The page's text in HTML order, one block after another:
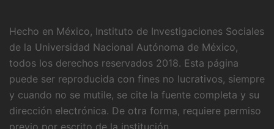
Hecho en México, Instituto de Investigaciones Sociales
de la Universidad Nacional Autónoma de México,
todos los derechos reservados 2018. Esta página
puede ser reproducida con fines no lucrativos, siempre
y cuando no se mutile, se cite la fuente completa y su
dirección electrónica. De otra forma, requiere permiso
previo por escrito de la institución.